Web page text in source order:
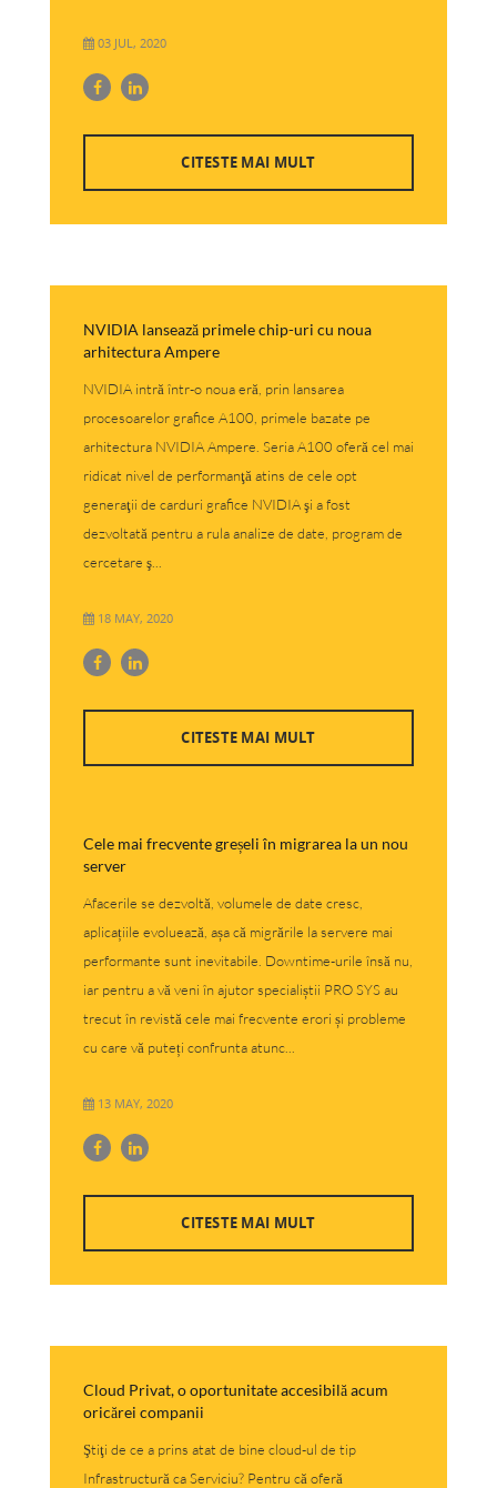
03 JUL, 2020
CITESTE MAI MULT
NVIDIA lansează primele chip-uri cu noua
arhitectura Ampere
NVIDIA intră într-o noua eră, prin lansarea
procesoarelor grafice A100, primele bazate pe
arhitectura NVIDIA Ampere. Seria A100 oferă cel mai
ridicat nivel de performanţă atins de cele opt
generaţii de carduri grafice NVIDIA şi a fost
dezvoltată pentru a rula analize de date, program de
cercetare ş...
18 MAY, 2020
CITESTE MAI MULT
Cele mai frecvente greșeli în migrarea la un nou
server
Afacerile se dezvoltă, volumele de date cresc,
aplicațiile evoluează, așa că migrările la servere mai
performante sunt inevitabile. Downtime-urile însă nu,
iar pentru a vă veni în ajutor specialiștii PRO SYS au
trecut în revistă cele mai frecvente erori și probleme
cu care vă puteți confrunta atunc...
13 MAY, 2020
CITESTE MAI MULT
Cloud Privat, o oportunitate accesibilă acum
oricărei companii
Ştiţi de ce a prins atat de bine cloud-ul de tip
Infrastructură ca Serviciu? Pentru că oferă